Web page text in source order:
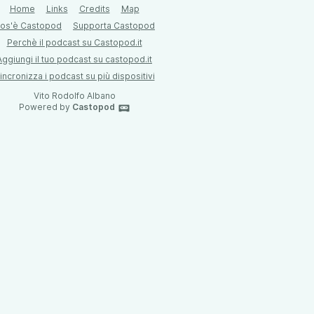
Home Links Credits
Map
Castopod
Supporta Castopod
Perchè il podcast su Castopod.it
il tuo podcast su castopod.it
i podcast su più dispositivi
Vito Rodolfo Albano
Powered by Castopod